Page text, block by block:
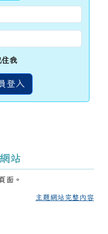
住我
登入
站
面。
主題網站完整內容